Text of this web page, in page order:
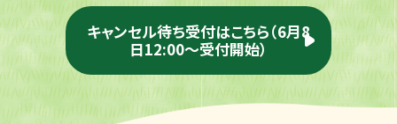
キャンセル待ち受付はこちら（6月8
日12:00～受付開始）